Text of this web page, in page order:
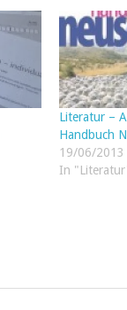
Literatur –
Handbuch
19/06/2013
In